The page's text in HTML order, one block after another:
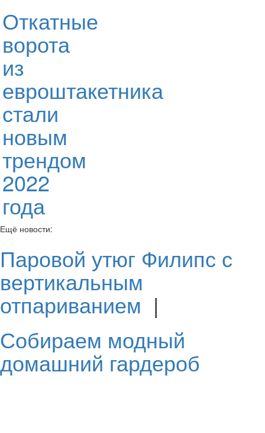
Откатные
ворота
из
евроштакетника
стали
новым
трендом
2022
года
Ещё новости:
Паровой утюг Филипс с
вертикальным
отпариванием |
Собираем модный
домашний гардероб